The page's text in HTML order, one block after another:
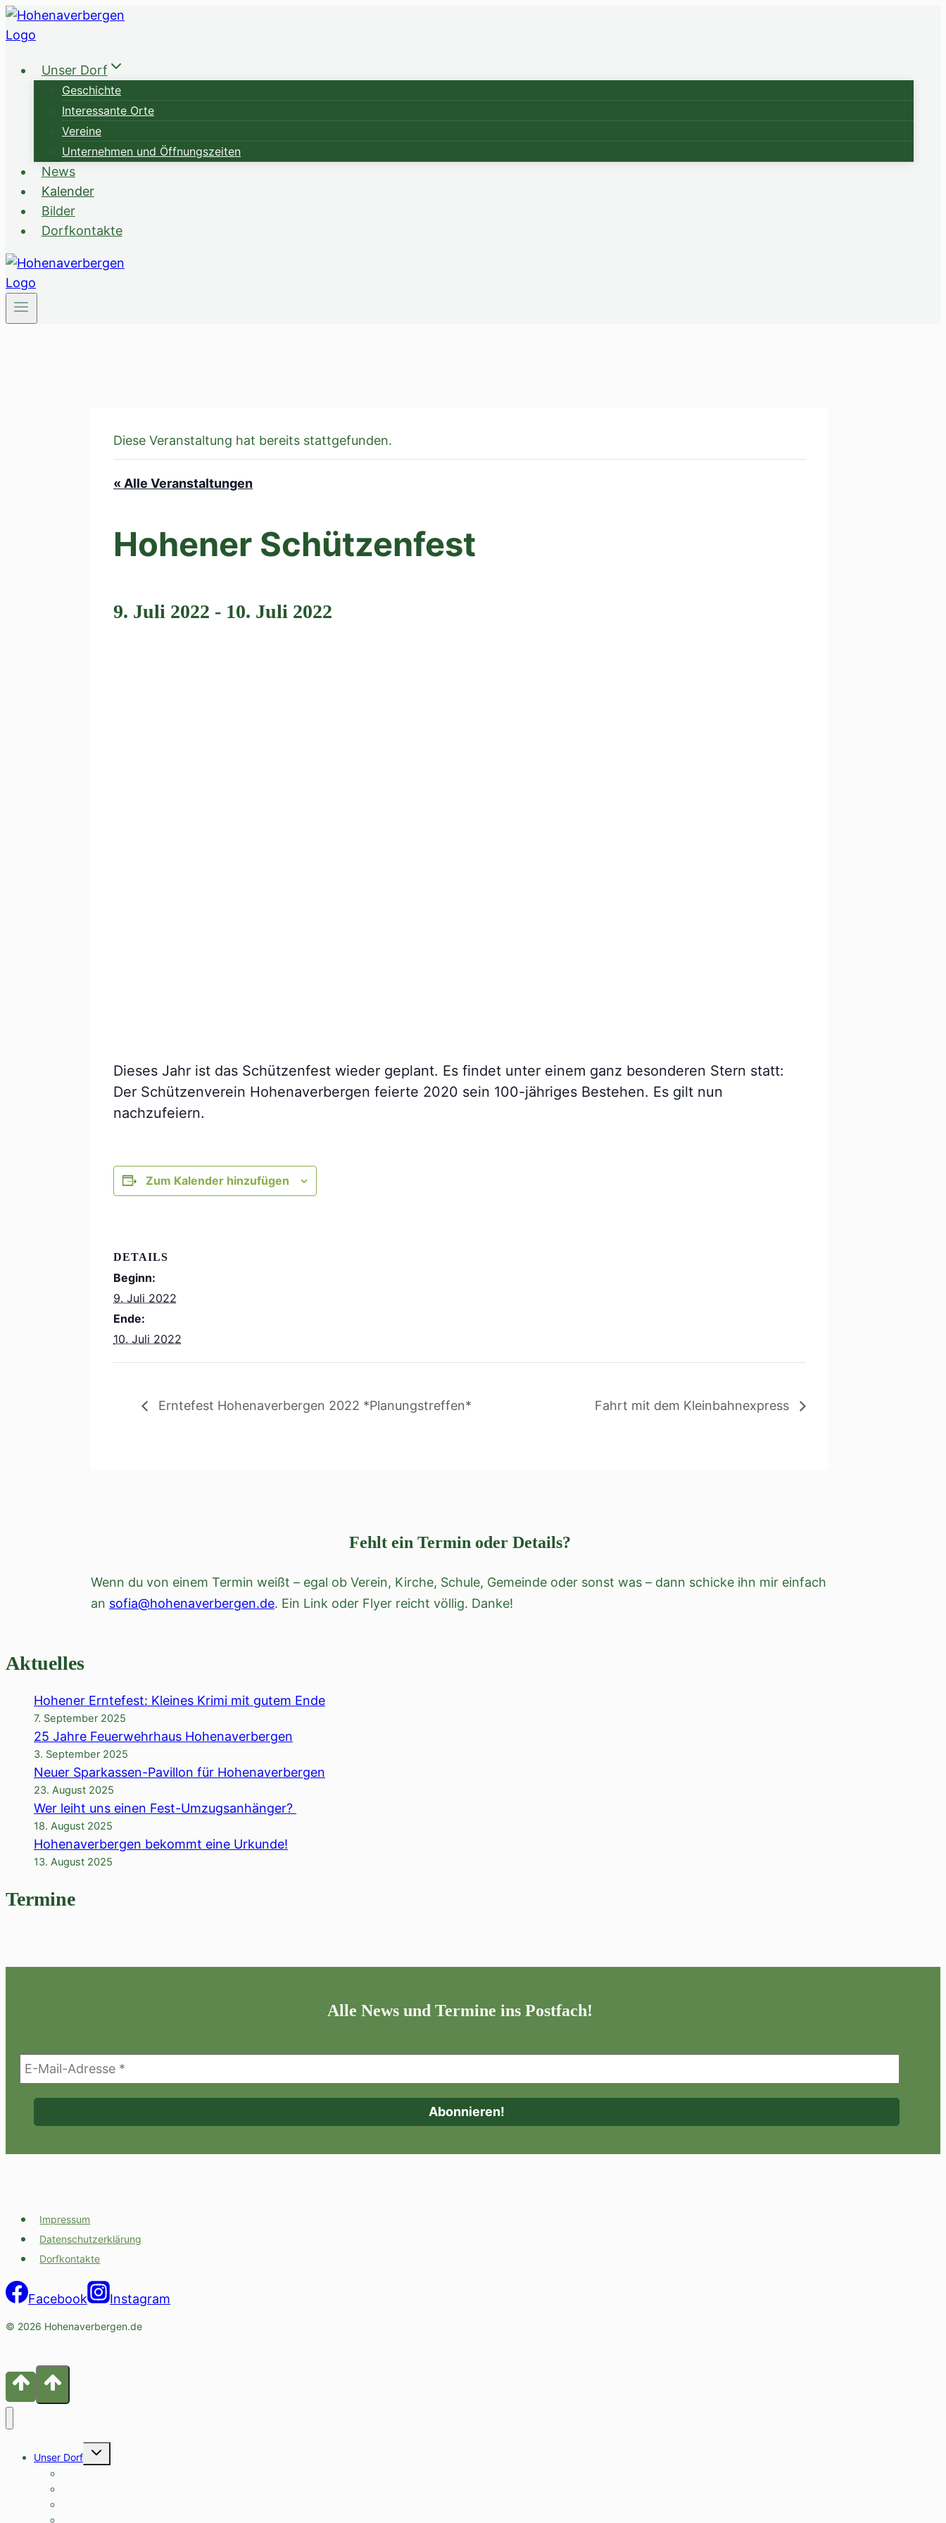
Zum
Inhalt
Unser Dorf
Geschichte
Interessante Orte
Vereine
Unternehmen und Öffnungszeiten
News
Kalender
Bilder
Dorfkontakte
Diese Veranstaltung hat bereits stattgefunden.
« Alle Veranstaltungen
Hohener Schützenfest
9. Juli 2022 - 10. Juli 2022
Dieses Jahr ist das Schützenfest wieder geplant. Es findet unter einem ganz besonderen Stern statt:
Der Schützenverein Hohenaverbergen feierte 2020 sein 100-jähriges Bestehen. Es gilt nun
nachzufeiern.
Zum Kalender hinzufügen
DETAILS
Beginn:
9. Juli 2022
Ende:
10. Juli 2022
Erntefest Hohenaverbergen 2022 *Planungstreffen* Fahrt mit dem Kleinbahnexpress
Fehlt ein Termin oder Details?
Wenn du von einem Termin weißt – egal ob Verein, Kirche, Schule, Gemeinde oder sonst was – dann schicke ihn mir einfach
an sofia@hohenaverbergen.de. Ein Link oder Flyer reicht völlig. Danke!
Aktuelles
Hohener Erntefest: Kleines Krimi mit gutem Ende
7. September 2025
25 Jahre Feuerwehrhaus Hohenaverbergen
3. September 2025
Neuer Sparkassen-Pavillon für Hohenaverbergen
23. August 2025
Wer leiht uns einen Fest-Umzugsanhänger?
18. August 2025
Hohenaverbergen bekommt eine Urkunde!
13. August 2025
Termine
Alle News und Termine ins Postfach!
Impressum
Datenschutzerklärung
Dorfkontakte
Facebook Instagram
© 2026 Hohenaverbergen.de
Unser Dorf
Untermenü